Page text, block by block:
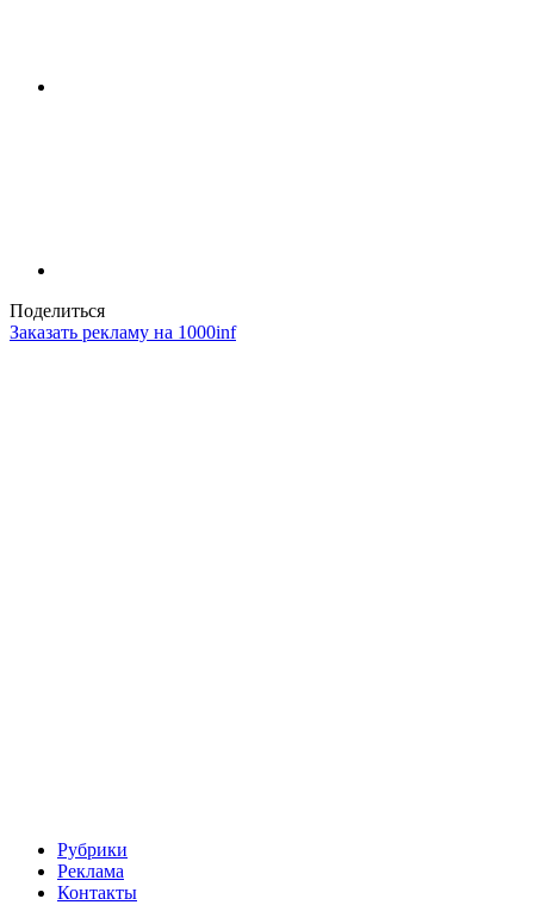
Поделиться
Заказать рекламу на 1000inf
Рубрики
Реклама
Контакты